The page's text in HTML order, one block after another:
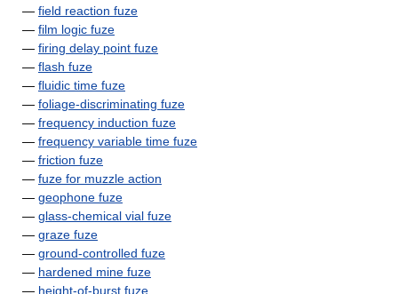
— field reaction fuze
— film logic fuze
— firing delay point fuze
— flash fuze
— fluidic time fuze
— foliage-discriminating fuze
— frequency induction fuze
— frequency variable time fuze
— friction fuze
— fuze for muzzle action
— geophone fuze
— glass-chemical vial fuze
— graze fuze
— ground-controlled fuze
— hardened mine fuze
— height-of-burst fuze